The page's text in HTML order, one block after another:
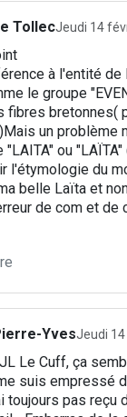
TollecJeudi 14
à l'entité de
le groupe
fibres bretonnes(
un problème
"LAITA" ou
l'étymologie du
belle Laïta et
de com et
YvesJeudi
Le Cuff, ça
suis empressé
toujours pas reçu